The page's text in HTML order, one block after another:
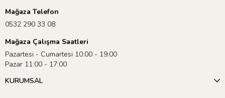
Mağaza Telefon
0532 290 33 08
Mağaza Çalışma Saatleri
Pazartesi - Cumartesi 10:00 - 19:00
Pazar 11:00 - 17:00
KURUMSAL